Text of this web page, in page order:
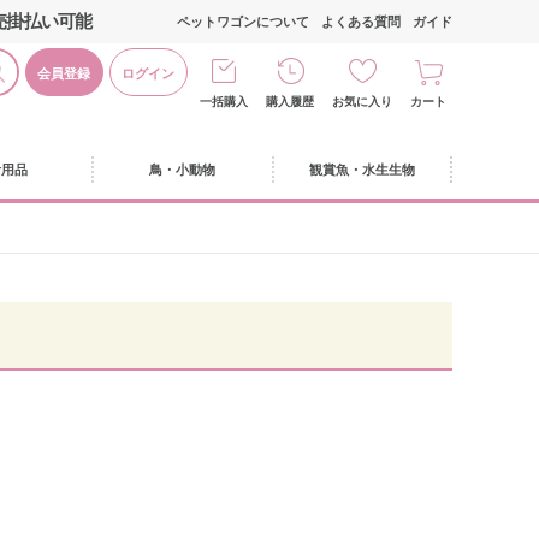
掛払い可能
会員登録 ログイン
ペットワゴンについて よくある質問 ガイド
一括購入 購入履歴 お気に入り カート
品 鳥・小動物 観賞魚・水生生物